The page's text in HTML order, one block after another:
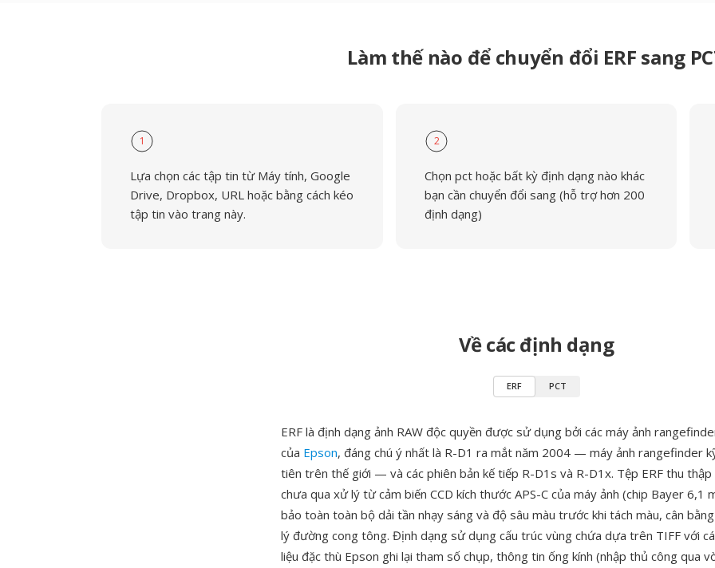
Làm thế nào để chuyển đổi ERF sang
1
Lựa chọn các tập tin từ Máy tính, Google
Drive, Dropbox, URL hoặc bằng cách kéo
tập tin vào trang này.
2
Chọn pct hoặc bất kỳ định dạng nào khác
bạn cần chuyển đổi sang (hỗ trợ hơn 200
định dạng)
Về các định dạng
ERF PCT
ERF là định dạng ảnh RAW độc quyền được sử dụng bởi các máy ảnh
của Epson, đáng chú ý nhất là R-D1 ra mắt năm 2004 — máy ảnh rangefinder
tiên trên thế giới — và các phiên bản kế tiếp R-D1s và R-D1x. Tệp ERF thu
chưa qua xử lý từ cảm biến CCD kích thước APS-C của máy ảnh (chip Bayer 6,1
bảo toàn toàn bộ dải tần nhạy sáng và độ sâu màu trước khi tách màu, cân
lý đường cong tông. Định dạng sử dụng cấu trúc vùng chứa dựa trên TIFF với
liệu đặc thù Epson ghi lại tham số chụp, thông tin ống kính (nhập thủ công qua